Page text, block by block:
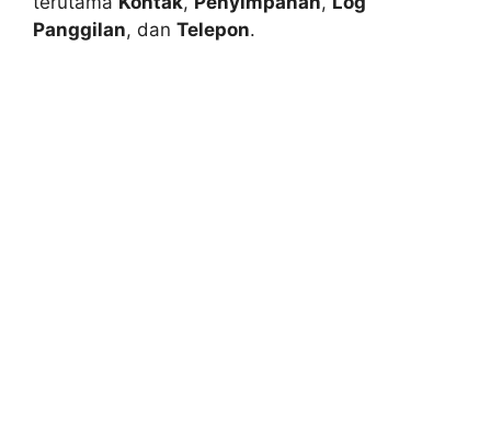
Panggilan, dan Telepon.